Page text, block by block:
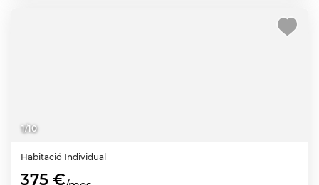
1/10
Habitació Individual
375 €